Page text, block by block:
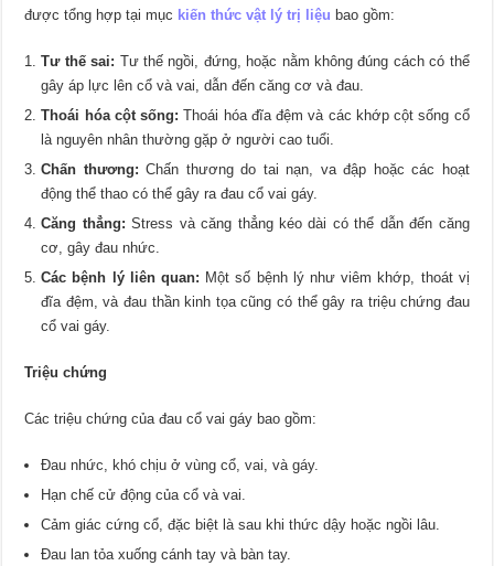
được tổng hợp tại mục kiến thức vật lý trị liệu bao gồm:
Tư thế sai: Tư thế ngồi, đứng, hoặc nằm không đúng cách có thể
gây áp lực lên cổ và vai, dẫn đến căng cơ và đau.
Thoái hóa cột sống: Thoái hóa đĩa đệm và các khớp cột sống cổ
là nguyên nhân thường gặp ở người cao tuổi.
Chấn thương: Chấn thương do tai nạn, va đập hoặc các hoạt
động thể thao có thể gây ra đau cổ vai gáy.
Căng thẳng: Stress và căng thẳng kéo dài có thể dẫn đến căng
cơ, gây đau nhức.
Các bệnh lý liên quan: Một số bệnh lý như viêm khớp, thoát vị
đĩa đệm, và đau thần kinh tọa cũng có thể gây ra triệu chứng đau
cổ vai gáy.
Triệu chứng
Các triệu chứng của đau cổ vai gáy bao gồm:
Đau nhức, khó chịu ở vùng cổ, vai, và gáy.
Hạn chế cử động của cổ và vai.
Cảm giác cứng cổ, đặc biệt là sau khi thức dậy hoặc ngồi lâu.
Đau lan tỏa xuống cánh tay và bàn tay.